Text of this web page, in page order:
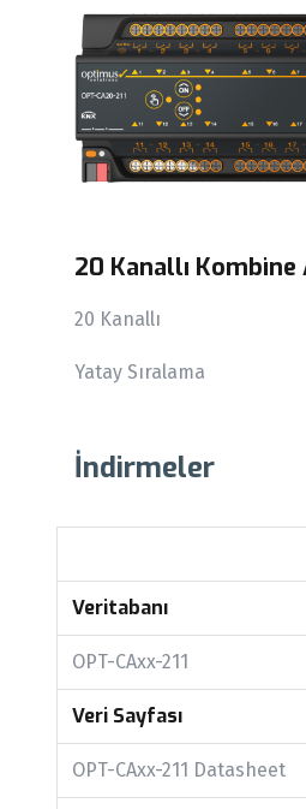
20 Kanallı
20 Kanallı
Yatay Sıralama
İndirmeler
Veritabanı
OPT-CAxx-211
Veri Sayfası
OPT-CAxx-211 Datasheet